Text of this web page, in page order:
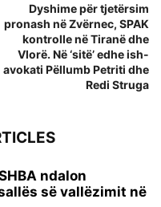
Dyshime për tjetërsim
pronash në Zvërnec, SPAK
kontrolle në Tiranë dhe
Vlorë. Në ‘sitë’ edhe ish-
avokati Pëllumb Petriti dhe
Redi Struga
ndalon
së vallëzimit në